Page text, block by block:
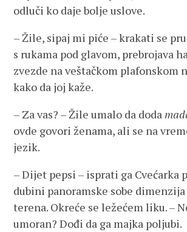
odluči ko daje bolje uslove.
– Žile, sipaj mi piće – krakati se
s rukama pod glavom, prebrojava
zvezde na veštačkom plafonskom
kako da joj kaže.
– Za vas? – Žile umalo da doda
ovde govori ženama, ali se na
jezik.
– Dijet pepsi – isprati ga Cvećarka
dubini panoramske sobe
terena. Okreće se ležećem liku. –
umoran? Dođi da ga majka poljubi.